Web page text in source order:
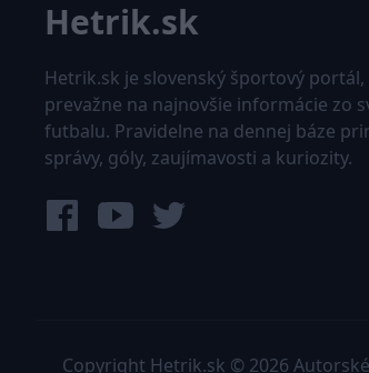
Hetrik.sk je slovenský športový
prevažne na najnovšie informácie zo
futbalu. Pravidelne na dennej báze
správy, góly, zaujímavosti a kuriozity.
Copyright Hetrik.sk © 2026